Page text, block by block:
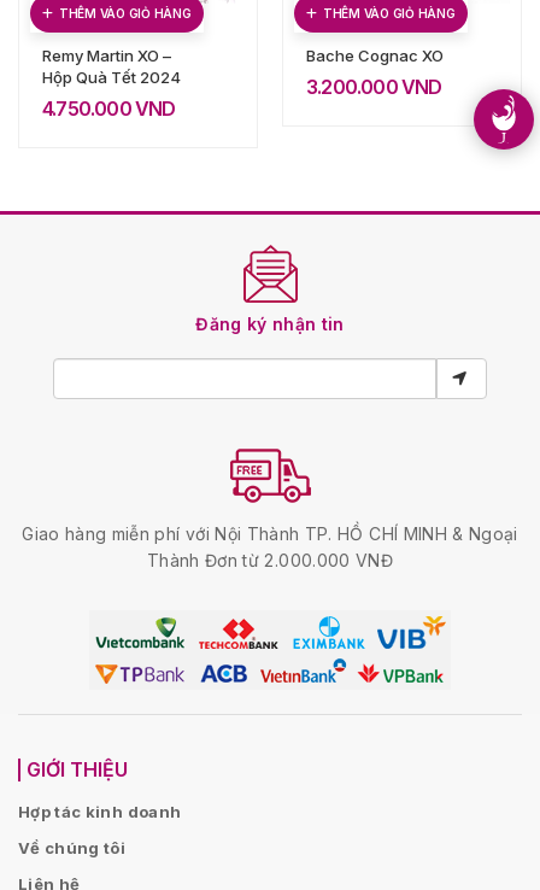
THÊM VÀO GIỎ HÀNG
Remy Martin XO –
Hộp Quà Tết 2024
4.750.000VND
THÊM VÀO GIỎ HÀNG
Bache Cognac XO
3.200.000VND
Đăng ký nhận tin
Giao hàng miễn phí với Nội Thành TP. HỒ CHÍ MINH & Ngoại
Thành Đơn từ 2.000.000 VNĐ
GIỚI THIỆU
Hợp tác kinh doanh
Về chúng tôi
Liên hệ